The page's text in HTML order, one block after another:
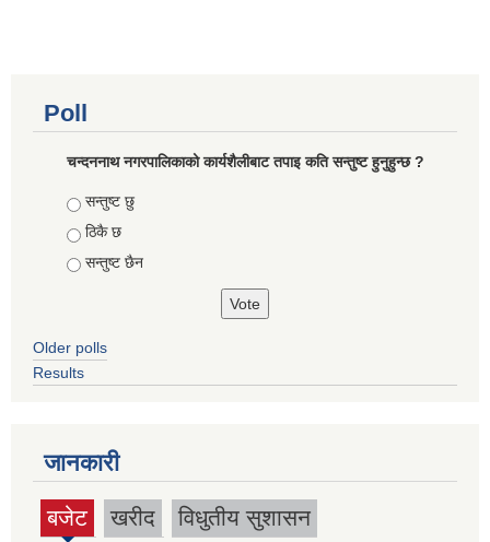
Poll
चन्दननाथ नगरपालिकाको कार्यशैलीबाट तपाइ कति सन्तुष्ट हुनुहुन्छ ?
Choices
सन्तुष्ट छु
ठिकै छ
सन्तुष्ट छैन
Older polls
Results
जानकारी
बजेट
(active
खरीद विधुतीय सुशासन